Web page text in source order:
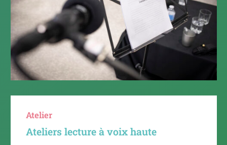
Atelier
Ateliers lecture à voix haute